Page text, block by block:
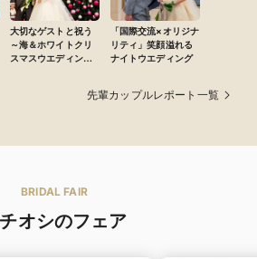
大切なゲストと祝う
～海＆ホワイトクリ
スマスウエディング
「国際交流×オリジナ
リティ」笑顔溢れる
ナイトウエディング
先輩カップルレポート一覧
BRIDAL FAIR
オシのフェア